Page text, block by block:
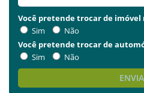
Você pretende trocar de imóvel
Sim
Não
Você pretende trocar de
Sim
Não